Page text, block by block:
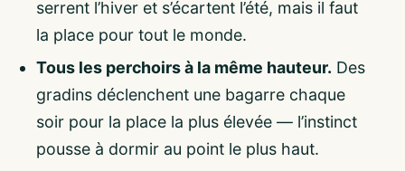
serrent l’hiver et s’écartent l’été, mais il faut
la place pour tout le monde.
Tous les perchoirs à la même hauteur. Des
gradins déclenchent une bagarre chaque
soir pour la place la plus élevée — l’instinct
pousse à dormir au point le plus haut.